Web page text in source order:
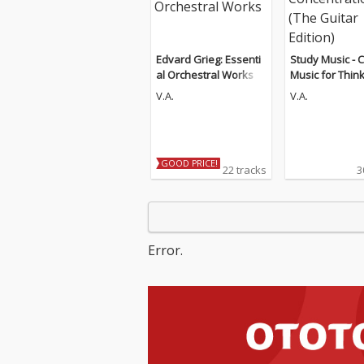
Edvard Grieg: Essenti
al Orchestral Works
V.A.
GOOD PRICE! 22 tracks
Study Music -
Music for
d
V.A.
Error.